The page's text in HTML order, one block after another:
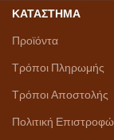
ΚΑΤΑΣΤΗΜΑ
Προϊόντα
Τρόποι Πληρωμής
Τρόποι Αποστολής
Πολιτική